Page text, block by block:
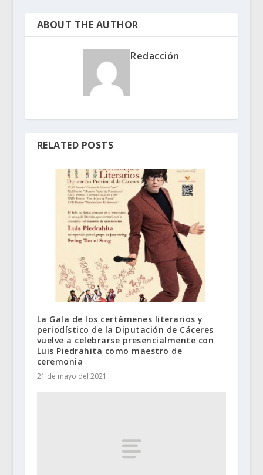
ABOUT THE AUTHOR
Redacción
RELATED POSTS
La Gala de los certámenes literarios y
periodístico de la Diputación de Cáceres
vuelve a celebrarse presencialmente con
Luis Piedrahita como maestro de
ceremonia
21 de mayo del 2021